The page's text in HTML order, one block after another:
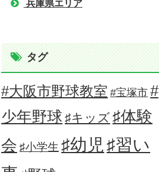
兵庫県エリア
タグ
#大阪市野球教室 #宝塚市 #
少年野球 ♯キッズ ♯体験
会 ♯小学生 ♯幼児♯習い